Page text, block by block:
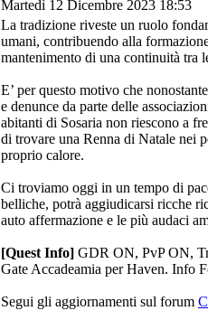
Martedì 12 Dicembre 2023 18:53
La tradizione riveste un ruolo
umani, contribuendo alla
mantenimento di una continuità tra
E’ per questo motivo che
e denunce da parte delle
abitanti di Sosaria non riescono a
di trovare una Renna di Natale nei
proprio calore.
Ci troviamo oggi in un tempo di
belliche, potrà aggiudicarsi ricche
auto affermazione e le più audaci
[Quest Info] GDR ON, PvP ON,
Gate Accadeamia per Haven. Info
Segui gli aggiornamenti sul forum